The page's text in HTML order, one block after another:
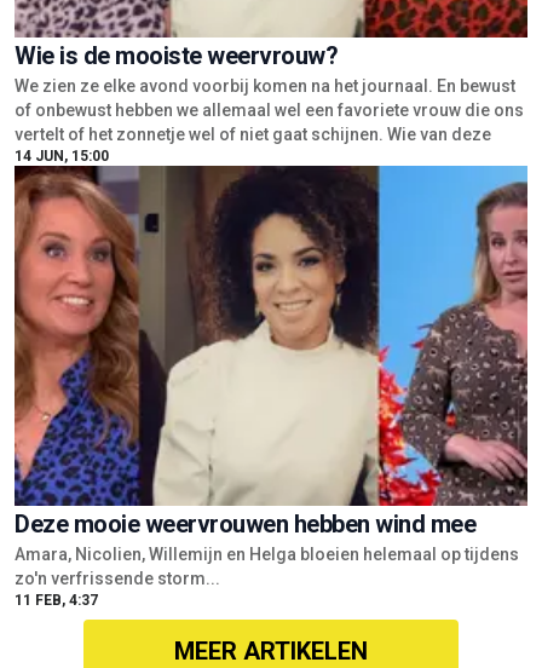
Wie is de mooiste weervrouw?
We zien ze elke avond voorbij komen na het journaal. En bewust
of onbewust hebben we allemaal wel een favoriete vrouw die ons
vertelt of het zonnetje wel of niet gaat schijnen. Wie van deze
14 JUN, 15:00
Deze mooie weervrouwen hebben wind mee
Amara, Nicolien, Willemijn en Helga bloeien helemaal op tijdens
zo'n verfrissende storm...
11 FEB, 4:37
MEER ARTIKELEN